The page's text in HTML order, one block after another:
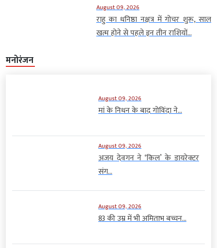
August 09, 2026
राहु का धनिष्ठा नक्षत्र में गोचर शुरू, साल
खत्म होने से पहले इन तीन राशियों...
मनोरंजन
August 09, 2026
मां के निधन के बाद गोविंदा ने...
August 09, 2026
अजय देवगन ने ‘किल’ के डायरेक्टर
संग...
August 09, 2026
83 की उम्र में भी अमिताभ बच्चन...